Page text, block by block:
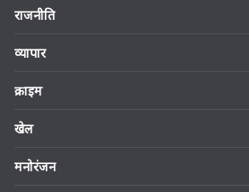
राजनीति
व्यापार
क्राइम
खेल
मनोरंजन